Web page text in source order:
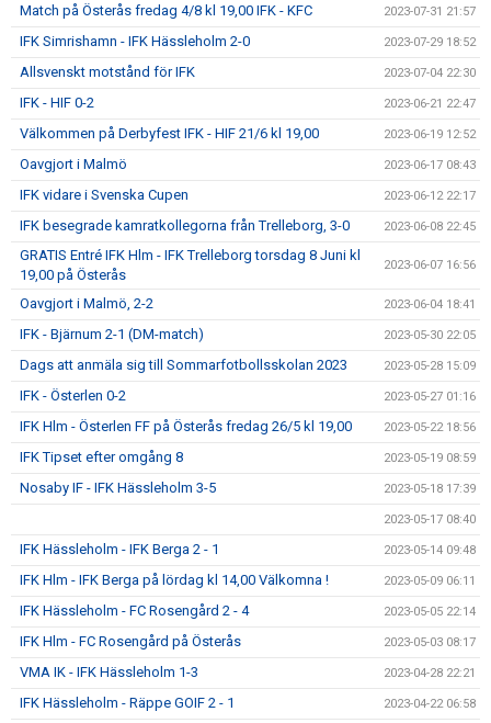
Match på Österås fredag 4/8 kl 19,00 IFK - KFC 2023-07-31 21:57
IFK Simrishamn - IFK Hässleholm 2-0 2023-07-29 18:52
Allsvenskt motstånd för IFK 2023-07-04 22:30
IFK - HIF 0-2 2023-06-21 22:47
Välkommen på Derbyfest IFK - HIF 21/6 kl 19,00 2023-06-19 12:52
Oavgjort i Malmö 2023-06-17 08:43
IFK vidare i Svenska Cupen 2023-06-12 22:17
IFK besegrade kamratkollegorna från Trelleborg, 3-0 2023-06-08 22:45
GRATIS Entré IFK Hlm - IFK Trelleborg torsdag 8 Juni kl
19,00 på Österås
2023-06-07 16:56
Oavgjort i Malmö, 2-2 2023-06-04 18:41
IFK - Bjärnum 2-1 (DM-match) 2023-05-30 22:05
Dags att anmäla sig till Sommarfotbollsskolan 2023 2023-05-28 15:09
IFK - Österlen 0-2 2023-05-27 01:16
IFK Hlm - Österlen FF på Österås fredag 26/5 kl 19,00 2023-05-22 18:56
IFK Tipset efter omgång 8 2023-05-19 08:59
Nosaby IF - IFK Hässleholm 3-5 2023-05-18 17:39
2023-05-17 08:40
IFK Hässleholm - IFK Berga 2 - 1 2023-05-14 09:48
IFK Hlm - IFK Berga på lördag kl 14,00 Välkomna ! 2023-05-09 06:11
IFK Hässleholm - FC Rosengård 2 - 4 2023-05-05 22:14
IFK Hlm - FC Rosengård på Österås 2023-05-03 08:17
VMA IK - IFK Hässleholm 1-3 2023-04-28 22:21
IFK Hässleholm - Räppe GOIF 2 - 1 2023-04-22 06:58